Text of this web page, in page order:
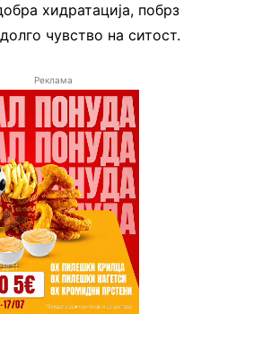
хидратација, побрз
чувство на ситост.
Реклама